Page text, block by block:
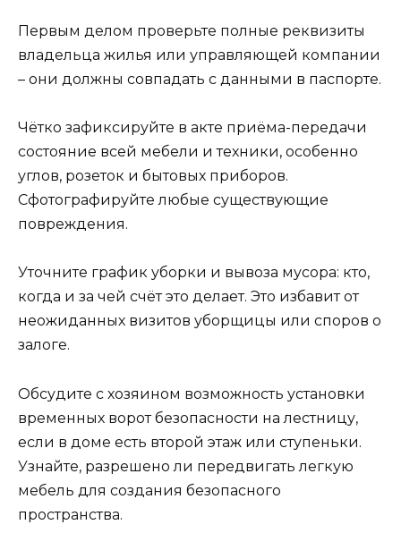
Первым делом проверьте полные реквизиты
владельца жилья или управляющей компании
– они должны совпадать с данными в паспорте.
Чётко зафиксируйте в акте приёма-передачи
состояние всей мебели и техники, особенно
углов, розеток и бытовых приборов.
Сфотографируйте любые существующие
повреждения.
Уточните график уборки и вывоза мусора: кто,
когда и за чей счёт это делает. Это избавит от
неожиданных визитов уборщицы или споров о
залоге.
Обсудите с хозяином возможность установки
временных ворот безопасности на лестницу,
если в доме есть второй этаж или ступеньки.
Узнайте, разрешено ли передвигать легкую
мебель для создания безопасного
пространства.